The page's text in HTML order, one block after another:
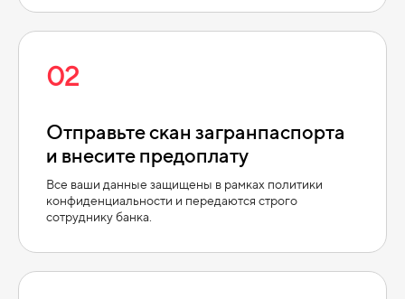
02
Отправьте скан загранпаспорта
и внесите предоплату
Все ваши данные защищены в рамках политики
конфиденциальности и передаются строго
сотруднику банка.